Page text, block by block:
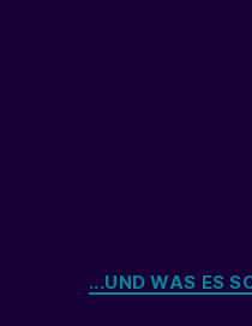
...UND WAS ES